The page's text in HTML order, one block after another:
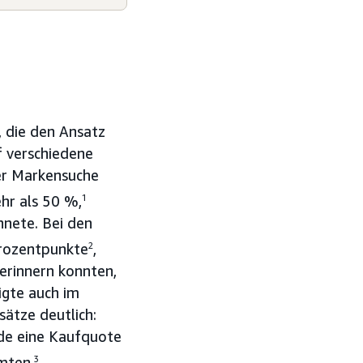
die den Ansatz
Markensuche
als 50 %,1
Bei den
2,
konnten,
auch im
deutlich:
eine Kaufquote
3